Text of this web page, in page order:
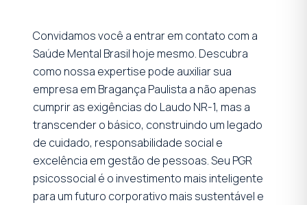
Convidamos você a entrar em contato com a
Saúde Mental Brasil hoje mesmo. Descubra
como nossa expertise pode auxiliar sua
empresa em Bragança Paulista a não apenas
cumprir as exigências do Laudo NR-1, mas a
transcender o básico, construindo um legado
de cuidado, responsabilidade social e
excelência em gestão de pessoas. Seu PGR
psicossocial é o investimento mais inteligente
para um futuro corporativo mais sustentável e